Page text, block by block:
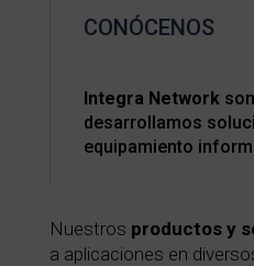
CONÓCENOS
Integra Network
desarrollamos
equipamiento
Nuestros productos y
a aplicaciones en